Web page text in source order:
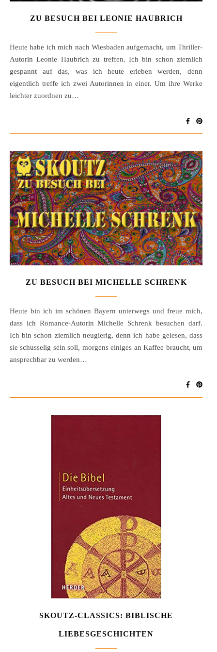
ZU BESUCH BEI LEONIE HAUBRICH
Heute habe ich mich nach Wiesbaden aufgemacht, um Thriller-
Autorin Leonie Haubrich zu treffen. Ich bin schon ziemlich
gespannt auf das, was ich heute erleben werden, denn
eigentlich treffe ich zwei Autorinnen in einer. Um ihre Werke
leichter zuordnen zu…
ZU BESUCH BEI MICHELLE SCHRENK
Heute bin ich im schönen Bayern unterwegs und freue mich,
dass ich Romance-Autorin Michelle Schrenk besuchen darf.
Ich bin schon ziemlich neugierig, denn ich habe gelesen, dass
sie schusselig sein soll, morgens einiges an Kaffee braucht, um
ansprechbar zu werden…
SKOUTZ-CLASSICS: BIBLISCHE
LIEBESGESCHICHTEN